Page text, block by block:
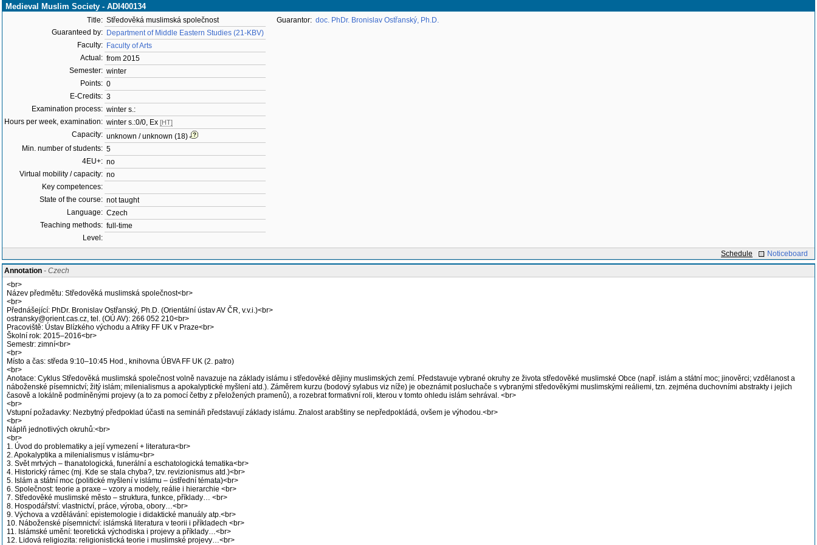
Medieval Muslim Society - ADI400134
Title: Středověká muslimská společnost
Guaranteed by: Department of Middle Eastern Studies (21-KBV)
Faculty: Faculty of Arts
Actual: from 2015
Semester: winter
Points: 0
E-Credits: 3
Examination process: winter s.:
Hours per week, examination: winter s.:0/0, Ex [HT]
Capacity: unknown / unknown (18)
Min. number of students: 5
4EU+: no
Virtual mobility / capacity: no
Key competences:
State of the course: not taught
Language: Czech
Teaching methods: full-time
Level:
Guarantor: doc. PhDr. Bronislav Ostřanský, Ph.D.
Schedule
Noticeboard
Annotation - Czech
<br>
Název předmětu: Středověká muslimská společnost<br>
<br>
Přednášející: PhDr. Bronislav Ostřanský, Ph.D. (Orientální ústav AV ČR, v.v.i.)<br>
ostransky@orient.cas.cz, tel. (OÚ AV): 266 052 210<br>
Pracoviště: Ústav Blízkého východu a Afriky FF UK v Praze<br>
Školní rok: 2015–2016<br>
Semestr: zimní<br>
<br>
Místo a čas: středa 9:10–10:45 Hod., knihovna ÚBVA FF UK (2. patro)
<br>
Anotace: Cyklus Středověká muslimská společnost volně navazuje na základy islámu i středověké dějiny muslimských zemí. Představuje vybrané okruhy ze života středověké muslimské Obce (např. islám a státní moc; jinověrci; vzdělanost a
náboženské písemnictví; žitý islám; milenialismus a apokalyptické myšlení atd.). Záměrem kurzu (bodový sylabus viz níže) je obeznámit posluchače s vybranými středověkými muslimskými reáliemi, tzn. zejména duchovními abstrakty i jejich
časově a lokálně podmíněnými projevy (a to za pomocí četby z přeložených pramenů), a rozebrat formativní roli, kterou v tomto ohledu islám sehrával. <br>
<br>
Vstupní požadavky: Nezbytný předpoklad účasti na semináři představují základy islámu. Znalost arabštiny se nepředpokládá, ovšem je výhodou.<br>
<br>
Náplň jednotlivých okruhů:<br>
<br>
1. Úvod do problematiky a její vymezení + literatura<br>
2. Apokalyptika a milenialismus v islámu<br>
3. Svět mrtvých – thanatologická, funerální a eschatologická tematika<br>
4. Historický rámec (mj. Kde se stala chyba?, tzv. revizionismus atd.)<br>
5. Islám a státní moc (politické myšlení v islámu – ústřední témata)<br>
6. Společnost: teorie a praxe – vzory a modely, reálie i hierarchie <br>
7. Středověké muslimské město – struktura, funkce, příklady… <br>
8. Hospodářství: vlastnictví, práce, výroba, obory…<br>
9. Výchova a vzdělávání: epistemologie i didaktické manuály atp.<br>
10. Náboženské písemnictví: islámská literatura v teorii i příkladech <br>
11. Islámské umění: teoretická východiska i projevy a příklady…<br>
12. Lidová religiozita: religionistická teorie i muslimské projevy…<br>